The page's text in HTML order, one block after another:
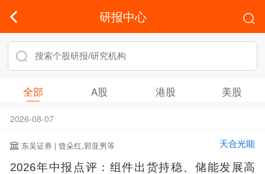
研报中心
全部 A股 港股 美股
2026-08-07
东吴证券 | 曾朵红,郭亚男等 天合光能
2026年中报点评：组件出货持稳、储能发展高